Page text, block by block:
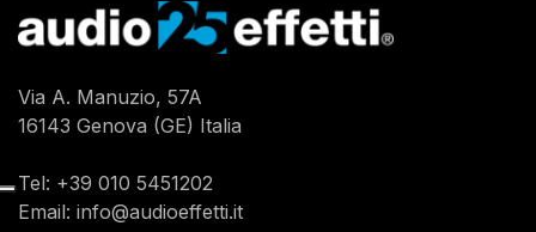
Via A. Manuzio, 57A
16143 Genova (GE) Italia
Tel: +39 010 5451202
Email: info@audioeffetti.it